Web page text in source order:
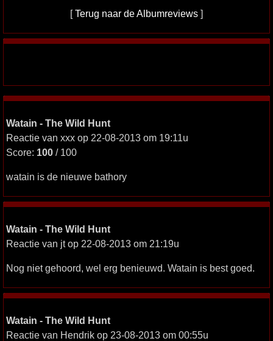
[Terug naar de Albumreviews ]
Watain - The Wild Hunt
Reactie van xxx op 22-08-2013 om 19:11u
Score: 100 / 100
watain is de nieuwe bathory
Watain - The Wild Hunt
Reactie van jt op 22-08-2013 om 21:19u
Nog niet gehoord, wel erg benieuwd. Watain is best goed.
Watain - The Wild Hunt
Reactie van Hendrik op 23-08-2013 om 00:55u